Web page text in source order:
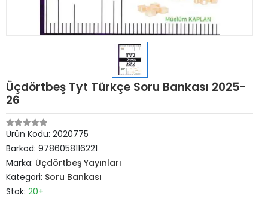
Üçdörtbeş Tyt Türkçe Soru Bankası 2025-
26
Ürün Kodu: 2020775
Barkod: 9786058116221
Marka: Üçdörtbeş Yayınları
Kategori: Soru Bankası
Stok: 20+